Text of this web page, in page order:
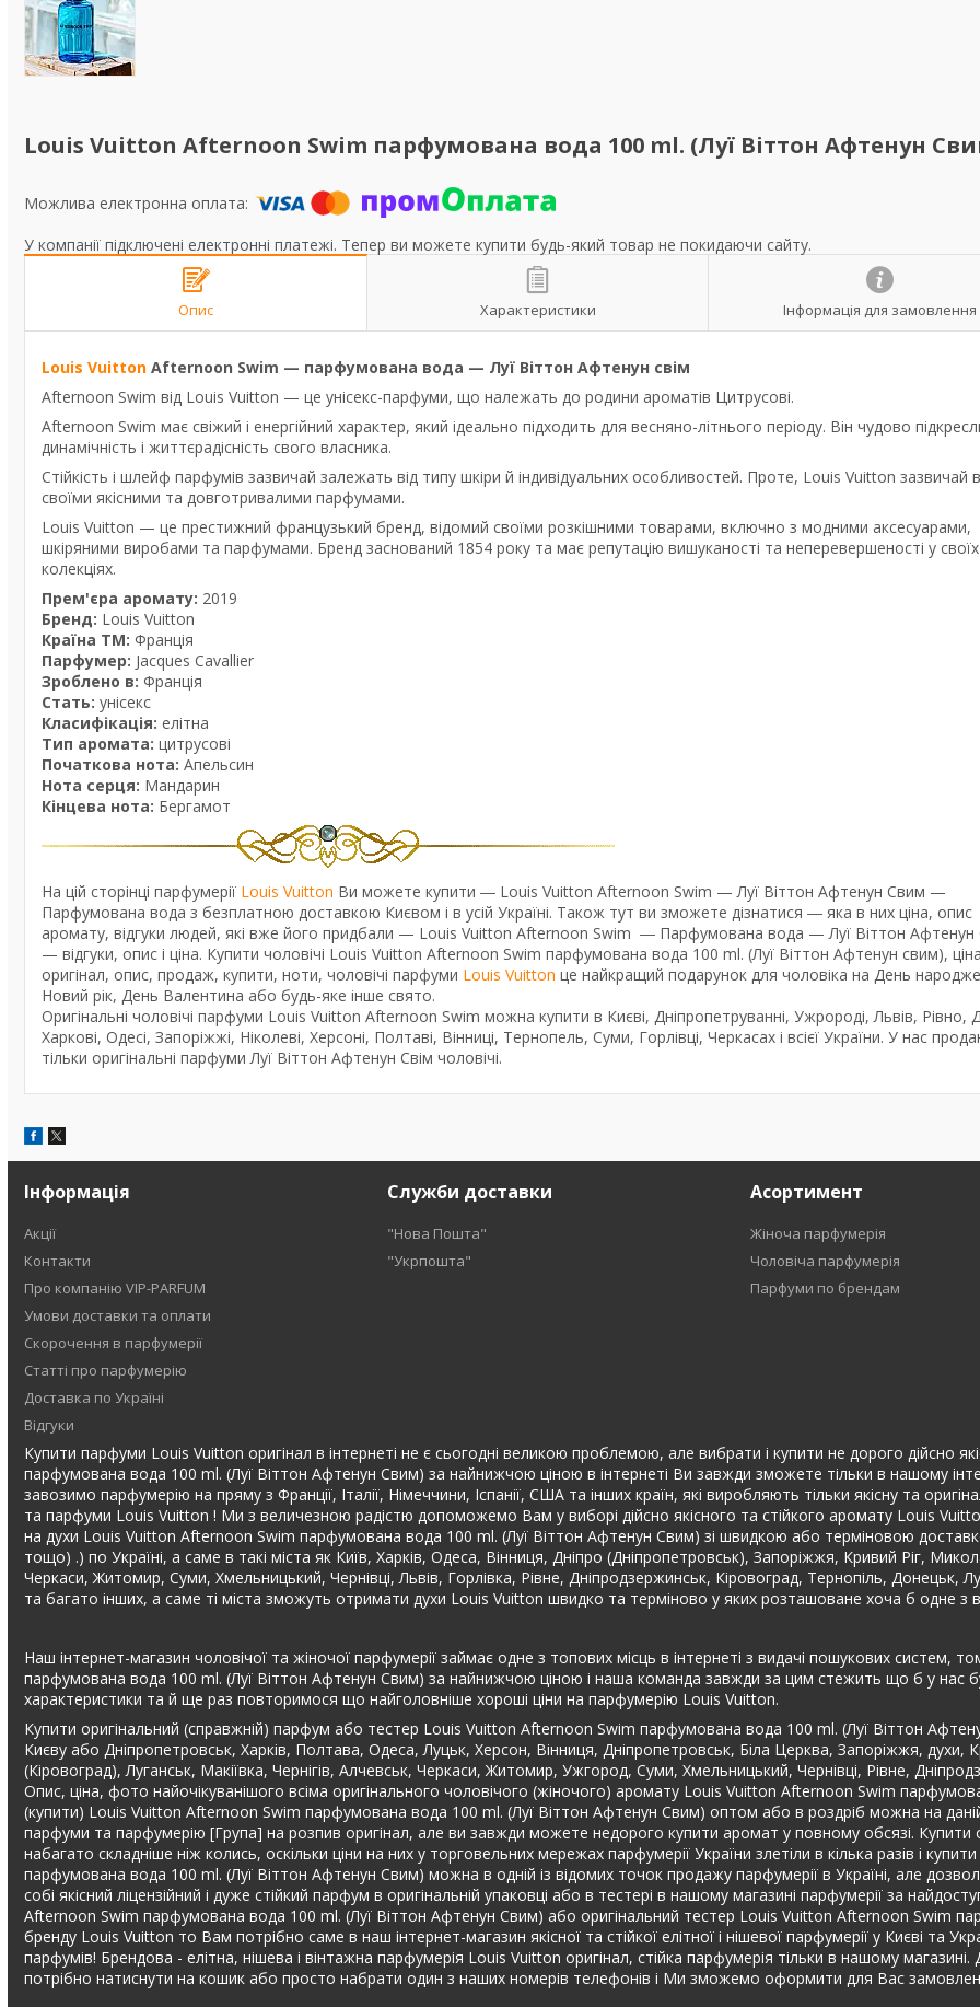
Louis Vuitton Afternoon Swim парфумована вода 100 ml. (Луї Віттон Афтенун
У компанії підключені електронні платежі. Тепер ви можете купити будь-який товар не покидаючи сайту.
Опис Характеристики Інформація для замовлення
Louis Vuitton Afternoon Swim — парфумована вода — Луї Віттон Афтенун свім
Afternoon Swim від Louis Vuitton — це унісекс-парфуми, що належать до родини ароматів Цитрусові.
Afternoon Swim має свіжий і енергійний характер, який ідеально підходить для весняно-літнього періоду. Він чудово
динамічність і життєрадісність свого власника.
Стійкість і шлейф парфумів зазвичай залежать від типу шкіри й індивідуальних особливостей. Проте, Louis Vuitton зазвичай
своїми якісними та довготривалими парфумами.
Louis Vuitton — це престижний французький бренд, відомий своїми розкішними товарами, включно з модними аксесуарами,
шкіряними виробами та парфумами. Бренд заснований 1854 року та має репутацію вишуканості та неперевершеності у своїх
колекціях.
Прем'єра аромату: 2019
Бренд: Louis Vuitton
Країна ТМ: Франція
Парфумер: Jacques Cavallier
Зроблено в: Франція
Стать: унісекс
Класифікація: елітна
Тип аромата: цитрусові
Початкова нота: Апельсин
Нота серця: Мандарин
Кінцева нота: Бергамот
На цій сторінці парфумерії Louis Vuitton Ви можете купити ― Louis Vuitton Afternoon Swim — Луї Віттон Афтенун Свим —
Парфумована вода з безплатною доставкою Києвом і в усій Україні. Також тут ви зможете дізнатися ― яка в них ціна, опис
аромату, відгуки людей, які вже його придбали — Louis Vuitton Afternoon Swim ― Парфумована вода — Луї Віттон Афтенун
— відгуки, опис і ціна. Купити чоловічі Louis Vuitton Afternoon Swim парфумована вода 100 ml. (Луї Віттон Афтенун свим),
оригінал, опис, продаж, купити, ноти, чоловічі парфуми Louis Vuitton це найкращий подарунок для чоловіка на День
Новий рік, День Валентина або будь-яке інше свято.
Оригінальні чоловічі парфуми Louis Vuitton Afternoon Swim можна купити в Києві, Дніпропетруванні, Ужророді, Львів, Рівно,
Харкові, Одесі, Запоріжжі, Ніколеві, Херсоні, Полтаві, Вінниці, Тернопель, Суми, Горлівці, Черкасах і всієї України. У нас
тільки оригінальні парфуми Луї Віттон Афтенун Свім чоловічі.
Інформація
Акції
Контакти
Про компанію VIP-PARFUM
Умови доставки та оплати
Скорочення в парфумерії
Статті про парфумерію
Доставка по Україні
Відгуки
Служби доставки
"Нова Пошта"
"Укрпошта"
Асортимент
Жіноча парфумерія
Чоловіча парфумерія
Парфуми по брендам
Купити парфуми Louis Vuitton оригінал в інтернеті не є сьогодні великою проблемою, але вибрати і купити не дорого дійсно
парфумована вода 100 ml. (Луї Віттон Афтенун Свим) за найнижчою ціною в інтернеті Ви завжди зможете тільки в нашому
завозимо парфумерію на пряму з Франції, Італії, Німеччини, Іспанії, США та інших країн, які виробляють тільки якісну та
та парфуми Louis Vuitton ! Ми з величезною радістю допоможемо Вам у виборі дійсно якісного та стійкого аромату Louis
на духи Louis Vuitton Afternoon Swim парфумована вода 100 ml. (Луї Віттон Афтенун Свим) зі швидкою або терміновою
тощо) .) по Україні, а саме в такі міста як Київ, Харків, Одеса, Вінниця, Дніпро (Дніпропетровськ), Запоріжжя, Кривий Ріг,
Черкаси, Житомир, Суми, Хмельницький, Чернівці, Львів, Горлівка, Рівне, Дніпродзержинськ, Кіровоград, Тернопіль,
та багато інших, а саме ті міста зможуть отримати духи Louis Vuitton швидко та терміново у яких розташоване хоча б одне
Наш інтернет-магазин чоловічої та жіночої парфумерії займає одне з топових місць в інтернеті з видачі пошукових
парфумована вода 100 ml. (Луї Віттон Афтенун Свим) за найнижчою ціною і наша команда завжди за цим стежить що б у нас
характеристики та й ще раз повторимося що найголовніше хороші ціни на парфумерію Louis Vuitton.
Купити оригінальний (справжній) парфум або тестер Louis Vuitton Afternoon Swim парфумована вода 100 ml. (Луї Віттон
Києву або Дніпропетровськ, Харків, Полтава, Одеса, Луцьк, Херсон, Вінниця, Дніпропетровськ, Біла Церква, Запоріжжя, духи,
(Кіровоград), Луганськ, Макіївка, Чернігів, Алчевськ, Черкаси, Житомир, Ужгород, Суми, Хмельницький, Чернівці, Рівне,
Опис, ціна, фото найочікуванішого всіма оригінального чоловічого (жіночого) аромату Louis Vuitton Afternoon Swim
(купити) Louis Vuitton Afternoon Swim парфумована вода 100 ml. (Луї Віттон Афтенун Свим) оптом або в роздріб можна на
парфуми та парфумерію [Група] на розпив оригінал, але ви завжди можете недорого купити аромат у повному обсязі. Купити
набагато складніше ніж колись, оскільки ціни на них у торговельних мережах парфумерії України злетіли в кілька разів і
парфумована вода 100 ml. (Луї Віттон Афтенун Свим) можна в одній із відомих точок продажу парфумерії в Україні, але
собі якісний ліцензійний і дуже стійкий парфум в оригінальній упаковці або в тестері в нашому магазині парфумерії за
Afternoon Swim парфумована вода 100 ml. (Луї Віттон Афтенун Свим) або оригінальний тестер Louis Vuitton Afternoon Swim
бренду Louis Vuitton то Вам потрібно саме в наш інтернет-магазин якісної та стійкої елітної і нішевої парфумерії у Києві та
парфумів! Брендова - елітна, нішева і вінтажна парфумерія Louis Vuitton оригінал, стійка парфумерія тільки в нашому
потрібно натиснути на кошик або просто набрати один з наших номерів телефонів і Ми зможемо оформити для Вас